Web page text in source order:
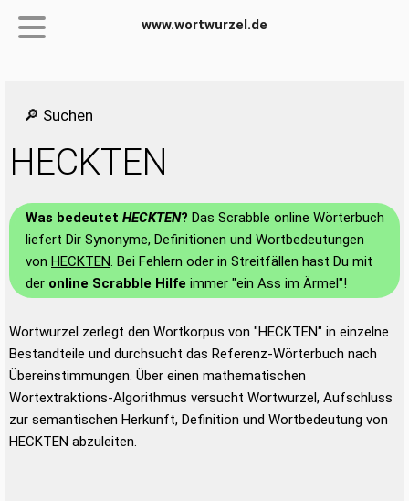
www.wortwurzel.de
🔎 Suchen
HECKTEN
Was bedeutet HECKTEN? Das Scrabble online Wörterbuch
liefert Dir Synonyme, Definitionen und Wortbedeutungen
von HECKTEN. Bei Fehlern oder in Streitfällen hast Du mit
der online Scrabble Hilfe immer "ein Ass im Ärmel"!
Wortwurzel zerlegt den Wortkorpus von "HECKTEN" in einzelne
Bestandteile und durchsucht das Referenz-Wörterbuch nach
Übereinstimmungen. Über einen mathematischen
Wortextraktions-Algorithmus versucht Wortwurzel, Aufschluss
zur semantischen Herkunft, Definition und Wortbedeutung von
HECKTEN abzuleiten.